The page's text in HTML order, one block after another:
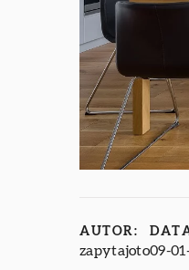
AUTOR:
zapytajoto09-